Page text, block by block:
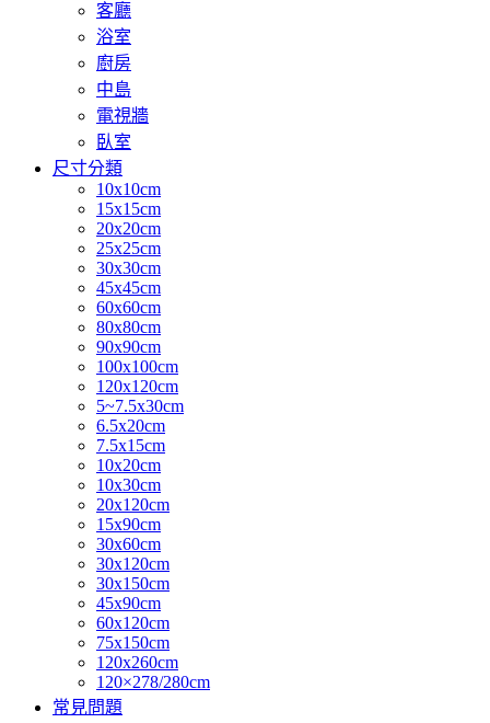
客廳
浴室
廚房
中島
電視牆
臥室
尺寸分類
10x10cm
15x15cm
20x20cm
25x25cm
30x30cm
45x45cm
60x60cm
80x80cm
90x90cm
100x100cm
120x120cm
5~7.5x30cm
6.5x20cm
7.5x15cm
10x20cm
10x30cm
20x120cm
15x90cm
30x60cm
30x120cm
30x150cm
45x90cm
60x120cm
75x150cm
120x260cm
120×278/280cm
常見問題